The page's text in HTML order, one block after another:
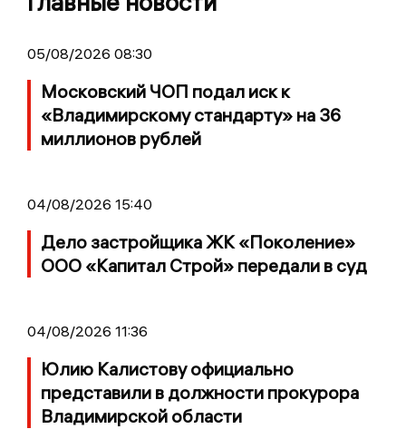
05/08/2026 08:30
Московский ЧОП подал иск к
«Владимирскому стандарту» на 36
миллионов рублей
04/08/2026 15:40
Дело застройщика ЖК «Поколение»
ООО «Капитал Строй» передали в суд
04/08/2026 11:36
Юлию Калистову официально
представили в должности прокурора
Владимирской области